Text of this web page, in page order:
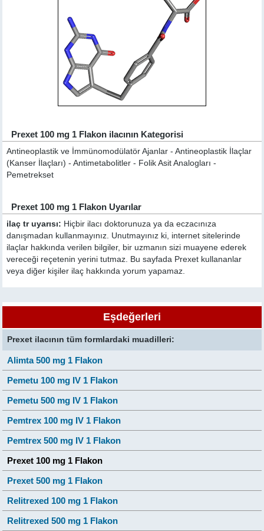
Prexet 100 mg 1 Flakon ilacının Kategorisi
Antineoplastik ve İmmünomodülatör Ajanlar - Antineoplastik İlaçlar
(Kanser İlaçları) - Antimetabolitler - Folik Asit Analogları -
Pemetrekset
Prexet 100 mg 1 Flakon Uyarılar
ilaç tr uyarısı: Hiçbir ilacı doktorunuza ya da eczacınıza
danışmadan kullanmayınız. Unutmayınız ki, internet sitelerinde
ilaçlar hakkında verilen bilgiler, bir uzmanın sizi muayene ederek
vereceği reçetenin yerini tutmaz. Bu sayfada Prexet kullananlar
veya diğer kişiler ilaç hakkında yorum yapamaz.
Eşdeğerleri
Prexet ilacının tüm formlardaki muadilleri:
Alimta 500 mg 1 Flakon
Pemetu 100 mg IV 1 Flakon
Pemetu 500 mg IV 1 Flakon
Pemtrex 100 mg IV 1 Flakon
Pemtrex 500 mg IV 1 Flakon
Prexet 100 mg 1 Flakon
Prexet 500 mg 1 Flakon
Relitrexed 100 mg 1 Flakon
Relitrexed 500 mg 1 Flakon